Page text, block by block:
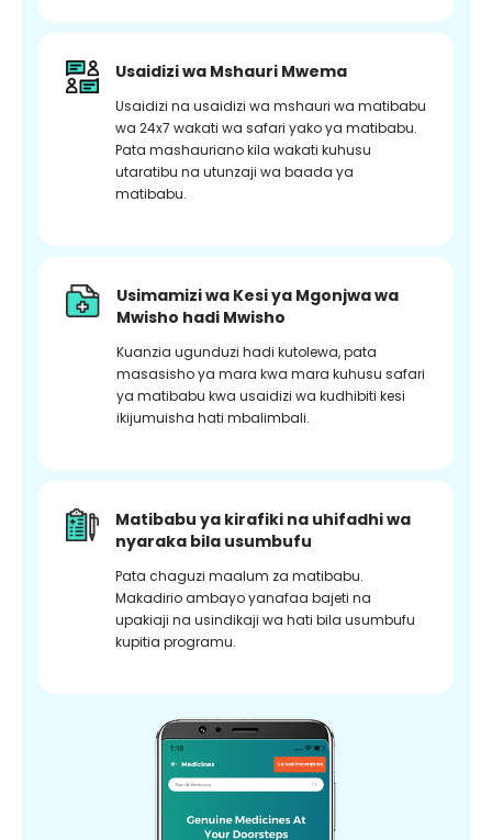
Usaidizi wa Mshauri Mwema
Usaidizi na usaidizi wa mshauri wa matibabu
wa 24x7 wakati wa safari yako ya matibabu.
Pata mashauriano kila wakati kuhusu
utaratibu na utunzaji wa baada ya
matibabu.
Usimamizi wa Kesi ya Mgonjwa wa
Mwisho hadi Mwisho
Kuanzia ugunduzi hadi kutolewa, pata
masasisho ya mara kwa mara kuhusu safari
ya matibabu kwa usaidizi wa kudhibiti kesi
ikijumuisha hati mbalimbali.
Matibabu ya kirafiki na uhifadhi wa
nyaraka bila usumbufu
Pata chaguzi maalum za matibabu.
Makadirio ambayo yanafaa bajeti na
upakiaji na usindikaji wa hati bila usumbufu
kupitia programu.